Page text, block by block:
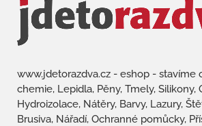
www.jdetorazdva.cz - eshop - stavíme
chemie, Lepidla, Pěny, Tmely, Silikony,
Hydroizolace, Nátěry, Barvy, Lazury,
Brusiva, Nářadí, Ochranné pomůcky,